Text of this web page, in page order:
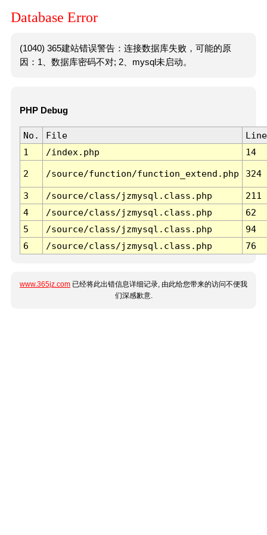
Database Error
(1040) 365建站错误警告：连接数据库失败，可能的原
因：1、数据库密码不对; 2、mysql未启动。
PHP Debug
No. File
Line
1
/index.php 14
2 /source/function/function_extend.php 324
3 /source/class/jzmysql.class.php
211
4
/source/class/jzmysql.class.php
62
5
/source/class/jzmysql.class.php
94
6
/source/class/jzmysql.class.php 76
www.365jz.com 已经将此出错信息详细记录, 由此给您带来的访问不便我
们深感歉意.